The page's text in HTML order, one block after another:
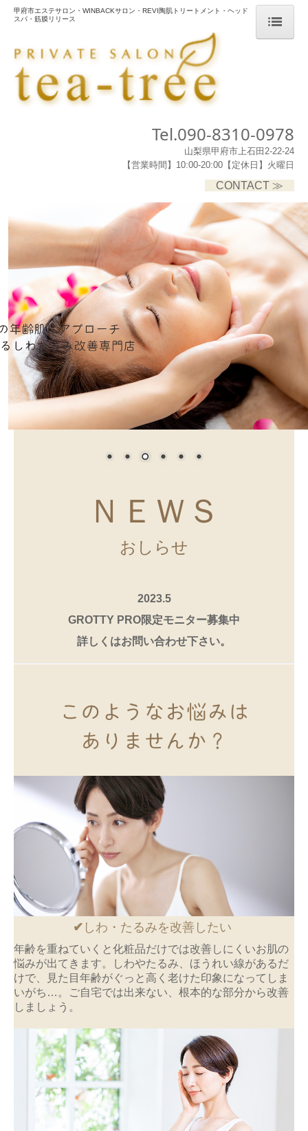
HOME
FACIAL
ABOUT
FIRST
甲府市エステサロン・WINBACKサロン・REVI陶肌トリートメント・ヘッド
スパ・筋膜リリース
Tel.090-8310-0978
山梨県甲府市上石田2-22-24
【営業時間】10:00-20:00【定休日】火曜日
CONTACT ≫
ＮＥＷＳ
おしらせ
2023.5
GROTTY PRO限定モニター募集中
詳しくはお問い合わせ下さい。
✔ しわ・たるみを改善したい
年齢を重ねていくと化粧品だけでは改善しにくいお肌の
悩みが出てきます。しわやたるみ、ほうれい線があるだ
けで、見た目年齢がぐっと高く老けた印象になってしま
いがち…。ご自宅では出来ない、根本的な部分から改善
しましょう。